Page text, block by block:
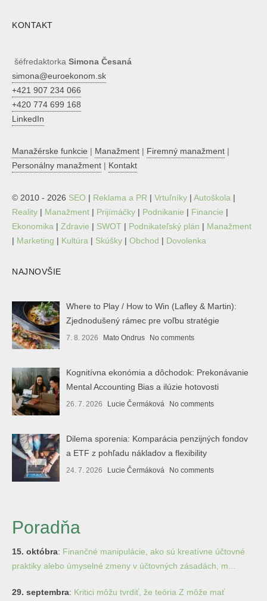
KONTAKT
šéfredaktorka Simona Česaná
simona@euroekonom.sk
+421 907 234 066
+420 774 699 168
LinkedIn
Manažérske funkcie | Manažment | Firemný manažment |
Personálny manažment | Kontakt
© 2010 - 2026 SEO | Reklama a PR | Vrtuľníky | Autoškola |
Reality | Manažment | Prijímáčky | Podnikanie | Financie |
Ekonomika | Zdravie | SWOT | Podnikateľský plán | Manažment
| Marketing | Kultúra | Skúšky | Obchod | Dovolenka
NAJNOVŠIE
Where to Play / How to Win (Lafley & Martin):
Zjednodušený rámec pre voľbu stratégie
7. 8. 2026 Mato Ondrus No comments
Kognitívna ekonómia a dôchodok: Prekonávanie
Mental Accounting Bias a ilúzie hotovosti
26. 7. 2026 Lucie Čermáková No comments
Dilema sporenia: Komparácia penzijných fondov
a ETF z pohľadu nákladov a flexibility
24. 7. 2026 Lucie Čermáková No comments
Poradňa
15. októbra: Finančné manipulácie, ako sú kreatívne účtovné
praktiky alebo úmyselné zmeny v účtovných zásadách, m...
29. septembra: Kritici môžu tvrdiť, že teória Z môže mať